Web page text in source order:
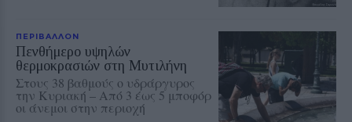
ΠΕΡΙΒΑΛΛΟΝ
Πενθήμερο υψηλών
θερμοκρασιών στη Μυτιλήνη
Στους 38 βαθμούς ο υδράργυρος
την Κυριακή – Από 3 έως 5 μποφόρ
οι άνεμοι στην περιοχή